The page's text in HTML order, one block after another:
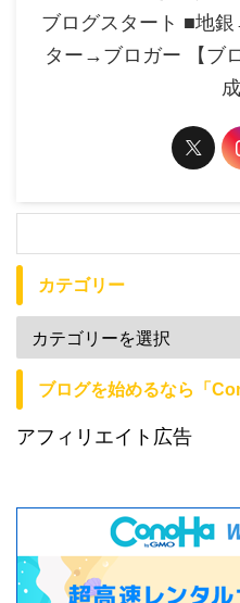
ブログスタート ■地
ター→ブロガー 【ブ
カテゴリー
ブログを始めるなら「
アフィリエイト広告